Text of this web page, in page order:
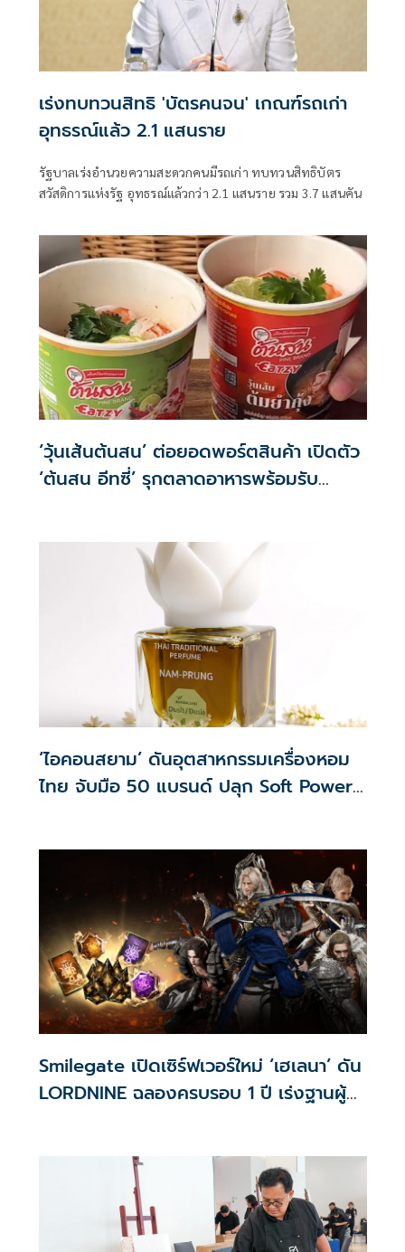
เร่งทบทวนสิทธิ 'บัตรคนจน' เกณฑ์รถเก่า
อุทธรณ์แล้ว 2.1 แสนราย
รัฐบาลเร่งอำนวยความสะดวกคนมีรถเก่า ทบทวนสิทธิบัตร
สวัสดิการแห่งรัฐ อุทธรณ์แล้วกว่า 2.1 แสนราย รวม 3.7 แสนคัน
‘วุ้นเส้นต้นสน’ ต่อยอดพอร์ตสินค้า เปิดตัว
‘ต้นสน อีทซี่’ รุกตลาดอาหารพร้อมรับ
‘ไอคอนสยาม’ ดันอุตสาหกรรมเครื่องหอม
ไทย จับมือ 50 แบรนด์ ปลุก Soft Power
Smilegate เปิดเซิร์ฟเวอร์ใหม่ ‘เฮเลนา’ ดัน
LORDNINE ฉลองครบรอบ 1 ปี เร่งฐานผู้